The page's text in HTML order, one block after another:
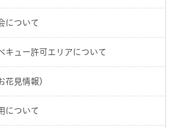
について
キュー許可エリアについて
花見情報）
について